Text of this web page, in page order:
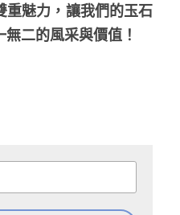
重魅力，讓我們的玉石
二的風采與價值！